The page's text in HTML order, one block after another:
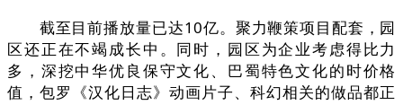
截至目前播放量已达10亿。聚力鞭策项目配套，园
区还正在不竭成长中。同时，园区为企业考虑得比力
多，深挖中华优良保守文化、巴蜀特色文化的时价格
值，包罗《汉化日志》动画片子、科幻相关的做品都正